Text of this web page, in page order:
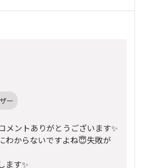
ー
メントありがとうございます✨
わからないですよね😇失敗が
ます✨